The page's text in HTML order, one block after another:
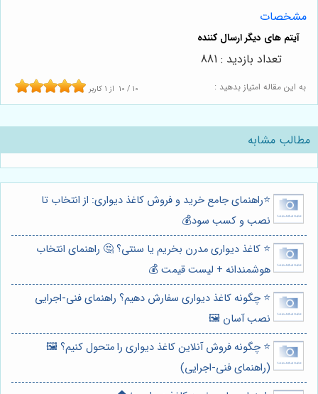
مشخصات
به این مقاله امتیاز بدهید : 10 / 10 از 1 کاربر
تعداد بازدید : 881
مطالب مشابه
⭐️راهنمای جامع خرید و فروش کاغذ دیواری: از انتخاب تا
نصب و کسب سود💰
⭐️ کاغذ دیواری مدرن بخریم یا سنتی؟ 🤔 راهنمای انتخاب
هوشمندانه + لیست قیمت 💰
⭐️ چگونه کاغذ دیواری سفارش دهیم؟ راهنمای فنی-اجرایی
نصب آسان 🖼️
⭐️ چگونه فروش آنلاین کاغذ دیواری را متحول کنیم؟ 🖼️
(راهنمای فنی-اجرایی)